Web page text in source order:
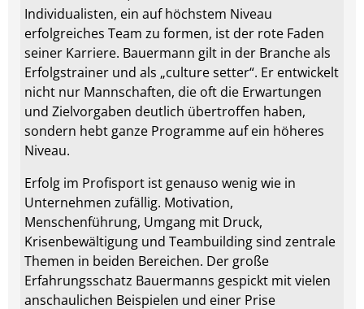
Individualisten, ein auf höchstem Niveau
erfolgreiches Team zu formen, ist der rote Faden
seiner Karriere. Bauermann gilt in der Branche als
Erfolgstrainer und als „culture setter“. Er entwickelt
nicht nur Mannschaften, die oft die Erwartungen
und Zielvorgaben deutlich übertroffen haben,
sondern hebt ganze Programme auf ein höheres
Niveau.
Erfolg im Profisport ist genauso wenig wie in
Unternehmen zufällig. Motivation,
Menschenführung, Umgang mit Druck,
Krisenbewältigung und Teambuilding sind zentrale
Themen in beiden Bereichen. Der große
Erfahrungsschatz Bauermanns gespickt mit vielen
anschaulichen Beispielen und einer Prise